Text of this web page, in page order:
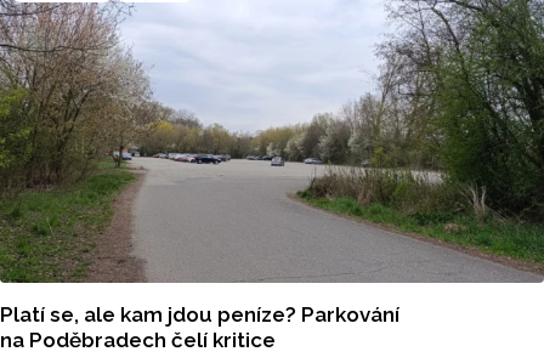
Platí se, ale kam jdou peníze? Parkování
na Poděbradech čelí kritice